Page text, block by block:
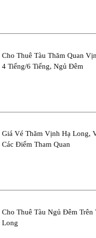
Cho Thuê Tàu Thăm Quan
4 Tiếng/6 Tiếng, Ngủ Đêm
Giá Vé Thăm Vịnh Hạ Long,
Các Điểm Tham Quan
Cho Thuê Tàu Ngủ Đêm Trên
Long